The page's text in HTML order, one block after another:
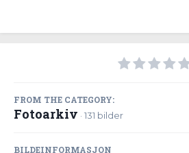
FROM THE CATEGORY:
Fotoarkiv · 131 bilder
BILDEINFORMASJON